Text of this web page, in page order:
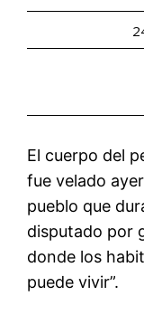
El cuerpo del
fue velado
pueblo que
disputado por
donde los
puede vivir”.